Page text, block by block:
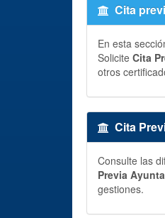
Cita
En esta
Solicite Cita
otros
Cita
Consulte las
Previa
gestiones.